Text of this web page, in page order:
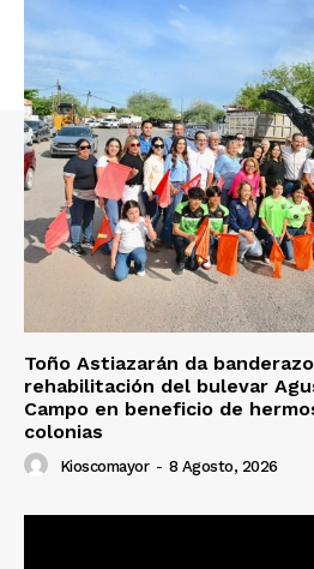
Toño Astiazarán da
rehabilitación del bulevar
Campo en beneficio de
colonias
Kioscomayor - 8 Agosto, 2026